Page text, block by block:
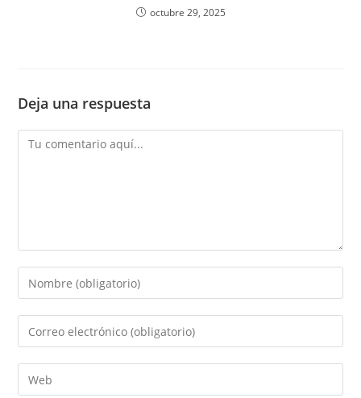
octubre 29, 2025
Deja una respuesta
Comentario
Introduce
tu
nombre
de
Introduce
tu
dirección
de
Introduce
la